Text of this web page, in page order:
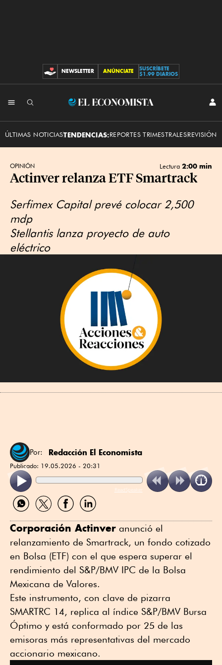
CONTRIBUCIONES
NEWSLETTER ANÚNCIATE
SUSCRÍBETE
$1.99 DIARIOS
El
ÚLTIMAS NOTICIASTENDENCIAS:REPORTES TRIMESTRALESREVISIÓN
OPINIÓN Lectura 2:00 min
Actinver relanza ETF Smartrack
Serfimex Capital prevé colocar 2,500
mdp
Stellantis lanza proyecto de auto
eléctrico
Por: Redacción El Economista
Publicado: 19.05.2026 - 20:31
ReadSpeaker
Compartir
por
Compartir
por
Compartir
por
Compartir
por
Corporación Actinver anunció el
relanzamiento de Smartrack, un fondo cotizado
en Bolsa (ETF) con el que espera superar el
rendimiento del S&P/BMV IPC de la Bolsa
Mexicana de Valores.
Este instrumento, con clave de pizarra
SMARTRC 14, replica al índice S&P/BMV Bursa
Óptimo y está conformado por 25 de las
emisoras más representativas del mercado
accionario mexicano.